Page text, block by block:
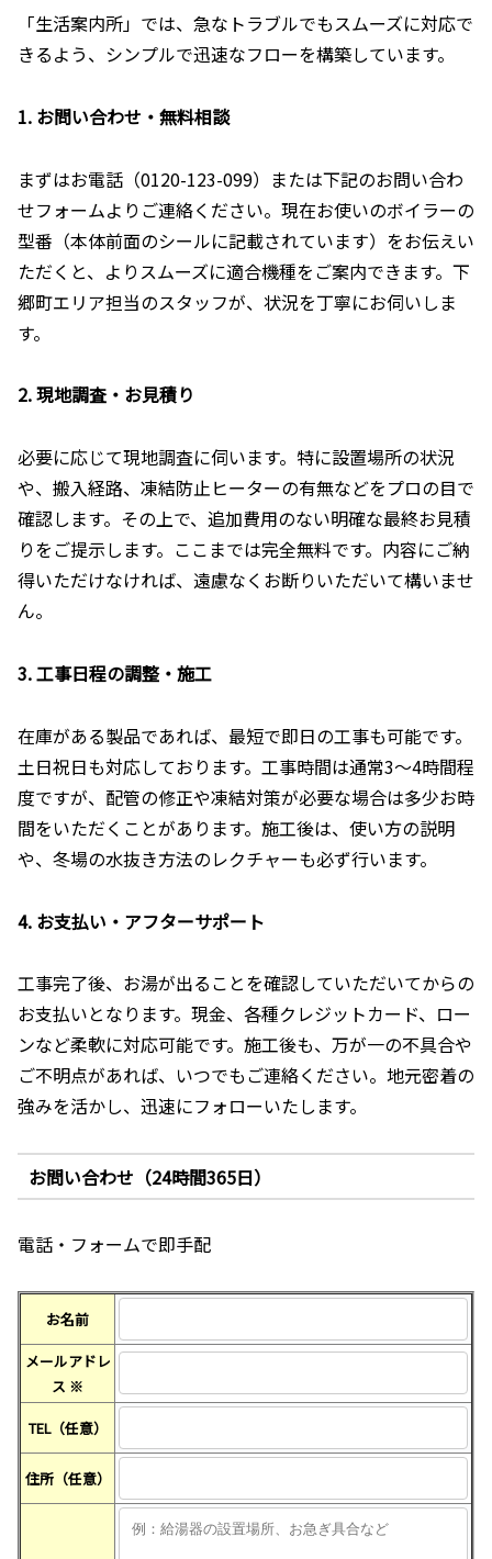
「生活案内所」では、急なトラブルでもスムーズに対応で
きるよう、シンプルで迅速なフローを構築しています。
1. お問い合わせ・無料相談
まずはお電話（0120-123-099）または下記のお問い合わ
せフォームよりご連絡ください。現在お使いのボイラーの
型番（本体前面のシールに記載されています）をお伝えい
ただくと、よりスムーズに適合機種をご案内できます。下
郷町エリア担当のスタッフが、状況を丁寧にお伺いしま
す。
2. 現地調査・お見積り
必要に応じて現地調査に伺います。特に設置場所の状況
や、搬入経路、凍結防止ヒーターの有無などをプロの目で
確認します。その上で、追加費用のない明確な最終お見積
りをご提示します。ここまでは完全無料です。内容にご納
得いただけなければ、遠慮なくお断りいただいて構いませ
ん。
3. 工事日程の調整・施工
在庫がある製品であれば、最短で即日の工事も可能です。
土日祝日も対応しております。工事時間は通常3〜4時間程
度ですが、配管の修正や凍結対策が必要な場合は多少お時
間をいただくことがあります。施工後は、使い方の説明
や、冬場の水抜き方法のレクチャーも必ず行います。
4. お支払い・アフターサポート
工事完了後、お湯が出ることを確認していただいてからの
お支払いとなります。現金、各種クレジットカード、ロー
ンなど柔軟に対応可能です。施工後も、万が一の不具合や
ご不明点があれば、いつでもご連絡ください。地元密着の
強みを活かし、迅速にフォローいたします。
お問い合わせ（24時間365日）
電話・フォームで即手配
お名前
メールアドレ
ス ※
TEL（任意）
住所（任意）